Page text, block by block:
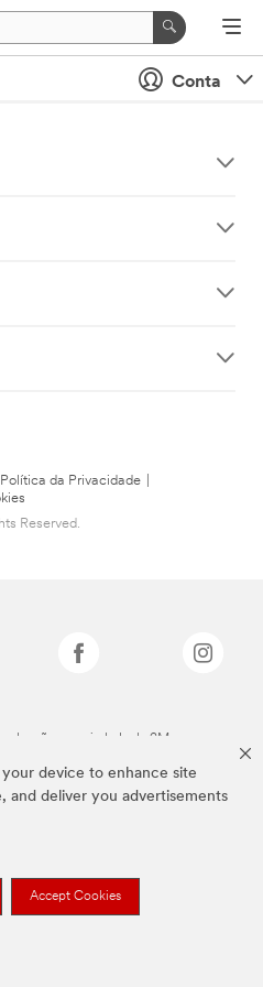
device to enhance site
and deliver you advertisements
Accept Cookies
Conta
Política da Privacidade
Reserved.
são propriedade da 3M.